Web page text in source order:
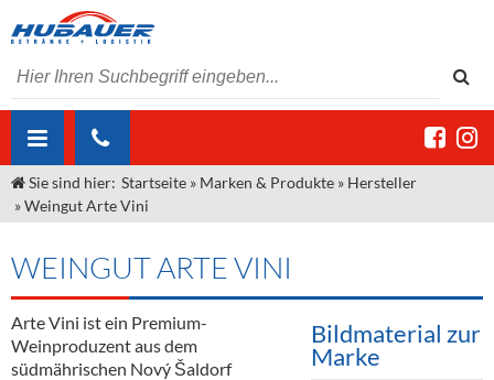
ÜBER UNS
Unser Liefergebiet
Unser Team
Kontakt
Angebote Gastronomie & Großhandel
Gastronomie
Großhandel
Innovation - Die Neue Art des Bierzapfens
"DroughtMaster"
MARKEN & PRODUKTE
Weine & Schaumwein
Sirup
DIENSTLEISTUNGEN
Kommisionskauf & Lieferbedingungen
Sie sind hier: Startseite » Marken & Produkte » Hersteller
»Weingut Arte Vini
WEINGUT ARTE VINI
Arte Vini ist ein Premium-
Weinproduzent aus dem
südmährischen Nový Šaldorf
Bildmaterial zur
Marke